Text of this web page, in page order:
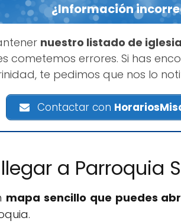
¿Información
nuestro listado de
cometemos errores. Si has
te pedimos que nos lo
Contactar con
a Parroquia
mapa sencillo que puedes